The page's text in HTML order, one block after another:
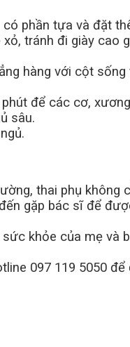
phần tựa và đặt
tránh đi giày
hàng với cột
để các cơ,
sâu.
thai phụ
gặp bác sĩ để
khỏe của mẹ và
097 119 5050